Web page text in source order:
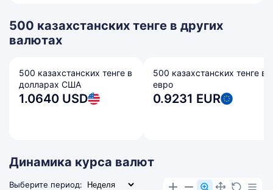
500 казахстанских тенге в других
валютах
500 казахстанских тенге в
долларах США
1.0640 USD
500 казахстанских тенге в
евро
0.9231 EUR
Динамика курса валют
Выберите период: